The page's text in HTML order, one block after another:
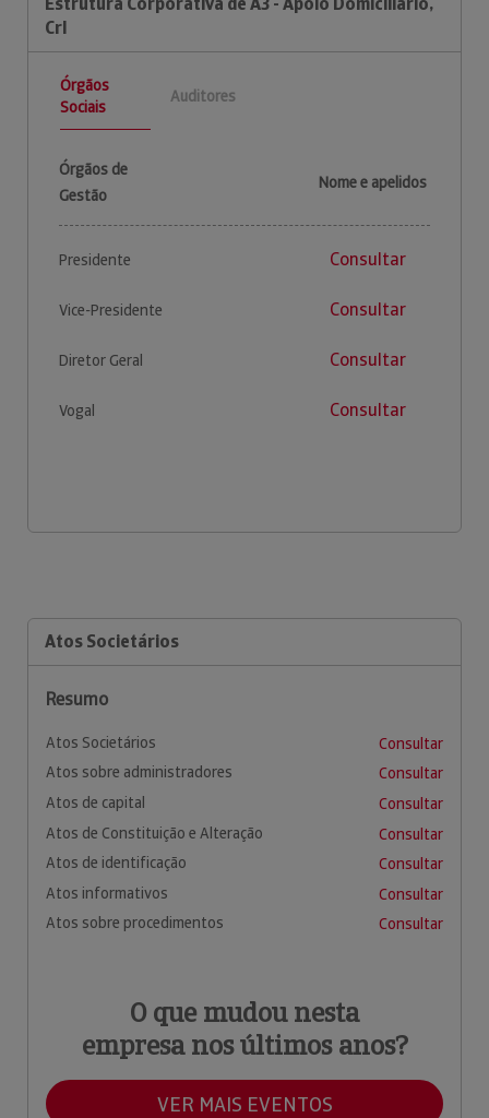
Crl
Órgãos
Sociais
Auditores
Órgãos de
Gestão
Nome e apelidos
Presidente Consultar
Vice-Presidente Consultar
Diretor Geral Consultar
Vogal Consultar
Atos Societários
Resumo
Atos Societários
Consultar
Atos sobre administradores
Consultar
Atos de capital
Consultar
Atos de Constituição e Alteração
Consultar
Atos de identificação
Consultar
Atos informativos
Consultar
Atos sobre procedimentos
Consultar
O que mudou nesta
empresa nos últimos anos?
VER MAIS EVENTOS